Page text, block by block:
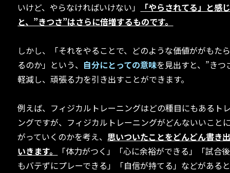
いけど、やらなければいけない」
「やらされてる」と感
と、”きつさ”はさらに倍増するものです。
しかし、「それをやることで、どのような価値ががもた
るのか」という、 自分にとっての意味を見出すと、”きつ
軽減し、頑張る力を引き出すことができます。
例えば、フィジカルトレーニングはどの種目にもあるト
ングですが、フィジカルトレーニングがどんないいこと
がっていくのかを考え、思いついたことをどんどん書き
いきます。
「体力がつく」「心に余裕ができる」「試合
もバテずにプレーできる」「自信が持てる」などがある